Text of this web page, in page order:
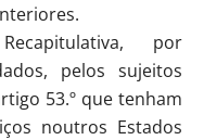
por
pelos sujeitos
53.º que tenham
noutros Estados